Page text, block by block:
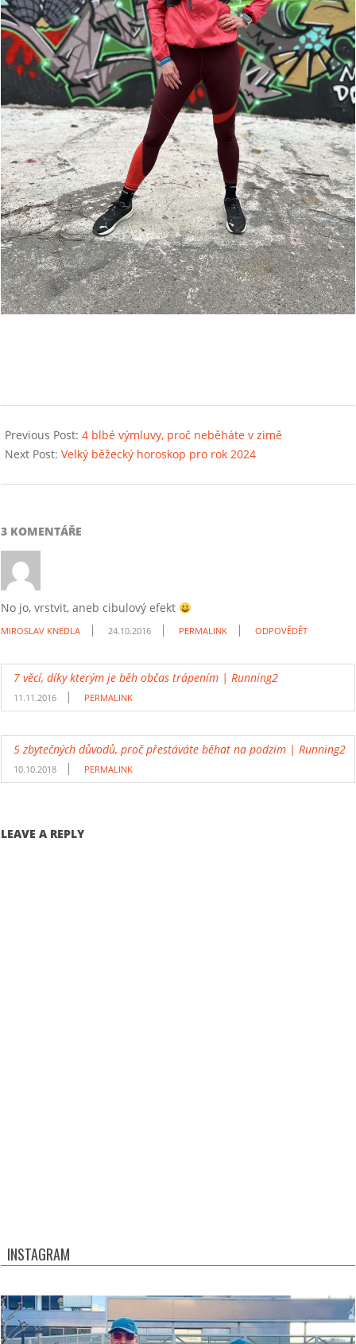
12-
17
Previous Post: 4 blbé výmluvy, proč neběháte v zimě
Next Post: Velký běžecký horoskop pro rok 2024
3 KOMENTÁŘE
No jo, vrstvit, aneb cibulový efekt
MIROSLAV KNEDLA 24.10.2016 PERMALINK ODPOVĚDĚT
7 věcí, díky kterým je běh občas trápením | Running2
11.11.2016 PERMALINK
5 zbytečných důvodů, proč přestáváte běhat na podzim | Running2
10.10.2018 PERMALINK
LEAVE A REPLY
INSTAGRAM